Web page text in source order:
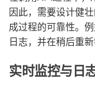
因此，需要设计健
成过程的可靠性。
日志，并在稍后重新
实时监控与日